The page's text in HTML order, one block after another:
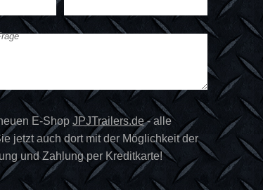
E-ShopJPJTrailers.de- alle
jetzt auch dort mit der Möglichkeit der
und Zahlung per Kreditkarte!